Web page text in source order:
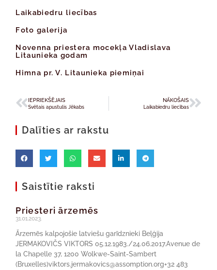
Laikabiedru liecības
Foto galerija
Novenna priestera mocekļa Vladislava
Litaunieka godam
Himna pr. V. Litaunieka piemiņai
IEPRIEKŠĒJAIS
Svētais apustulis Jēkabs
NĀKOŠAIS
Laikabiedru liecības
Dalīties ar rakstu
Saistītie raksti
Priesteri ārzemēs
31.01.2023.
Ārzemēs kalpojošie latviešu garīdznieki Beļģija
JERMAKOVIČS VIKTORS 05.12.1983./24.06.2017.Avenue de
la Chapelle 37, 1200 Wolkwe-Saint-Sambert
(Bruxelles)viktors.jermakovics@assomption.org+32 483